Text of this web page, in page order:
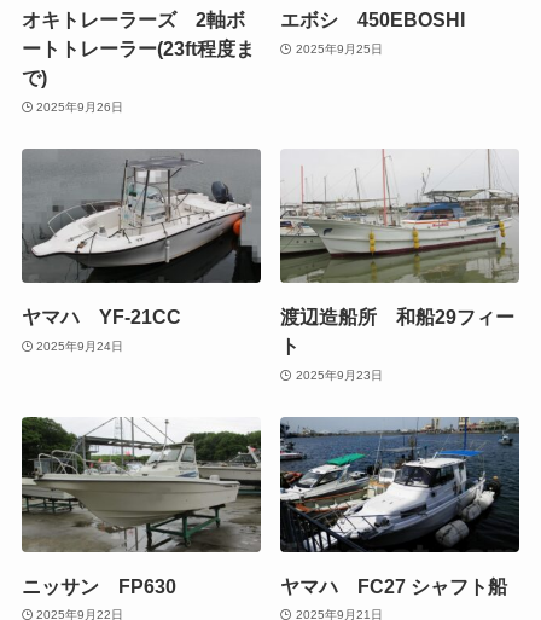
オキトレーラーズ 2軸ボ
ートトレーラー(23ft程度ま
で)
2025年9月26日
エボシ 450EBOSHI
2025年9月25日
ヤマハ YF-21CC
2025年9月24日
渡辺造船所 和船29フィー
ト
2025年9月23日
ニッサン FP630
2025年9月22日
ヤマハ FC27 シャフト船
2025年9月21日